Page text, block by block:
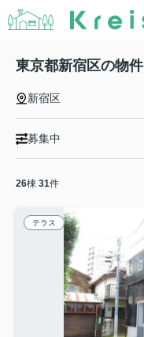
東京都新宿区の物件
新宿区
募集中
26棟 31件
テラス